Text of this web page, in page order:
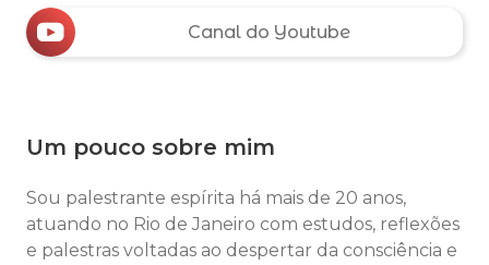
Canal do Youtube
Um pouco sobre mim
Sou palestrante espírita há mais de 20 anos,
atuando no Rio de Janeiro com estudos, reflexões
e palestras voltadas ao despertar da consciência e